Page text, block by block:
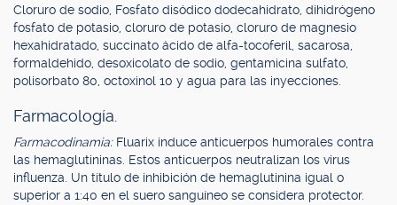
Cloruro de sodio, Fosfato disódico dodecahidrato, dihidrógeno
fosfato de potasio, cloruro de potasio, cloruro de magnesio
hexahidratado, succinato ácido de alfa-tocoferil, sacarosa,
formaldehido, desoxicolato de sodio, gentamicina sulfato,
polisorbato 80, octoxinol 10 y agua para las inyecciones.
Farmacología.
Farmacodinamia: Fluarix induce anticuerpos humorales contra
las hemaglutininas. Estos anticuerpos neutralizan los virus
influenza. Un título de inhibición de hemaglutinina igual o
superior a 1:40 en el suero sanguíneo se considera protector.